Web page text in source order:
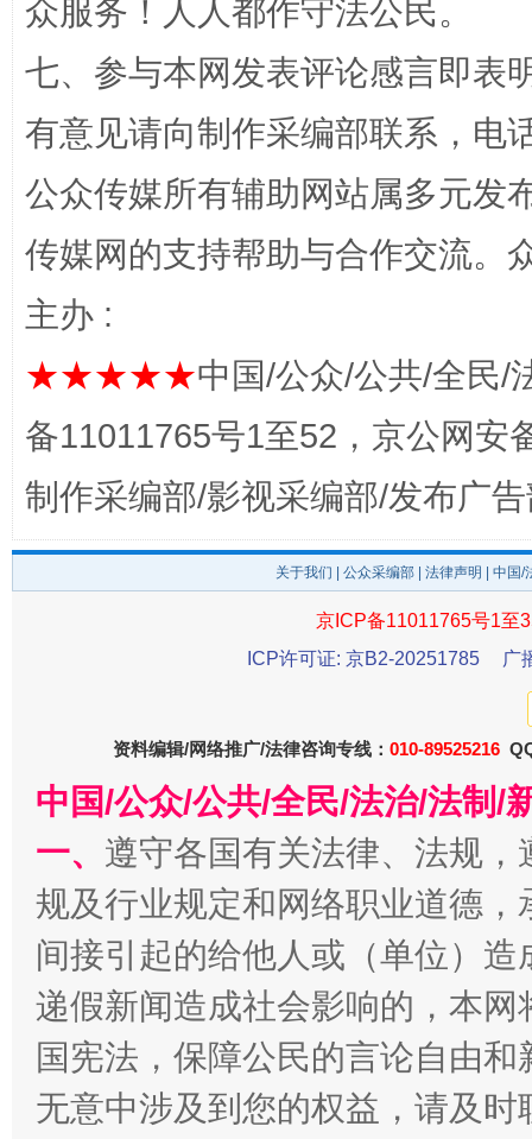
东山县通报“牛蛙产品抗生素超标问题” 法
众服务！人人都作守法公民。
七、参与本网发表评论感言即表
有意见请向制作采编部联系，电
公众传媒所有辅助网站属多元发
传媒网的支持帮助与合作交流。
主办 :
★★★★★中国/公众/公共/全民/
备11011765号1至52，京公网安
制作采编部/影视采编部/发布广
关于我们 公众采编部 法律声明 | 中国
京ICP备11011765号1至
ICP许可证: 京B2-20251785
广
资料编辑/网络推广/法律咨询专线： 010-89525216
中国/公众/公共/全民/法治/法制/
一、 遵守各国有关法律、法规
规及行业规定和网络职业道德
间接引起的给他人或（单位）
递假新闻造成社会影响的，本
国宪法，保障公民的言论自由
无意中涉及到您的权益，请及